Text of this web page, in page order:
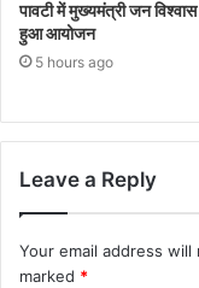
पावटी में मुख्यमंत्री जन विश्वास
हुआ आयोजन
5 hours ago
Leave a Reply
Your email address
marked *